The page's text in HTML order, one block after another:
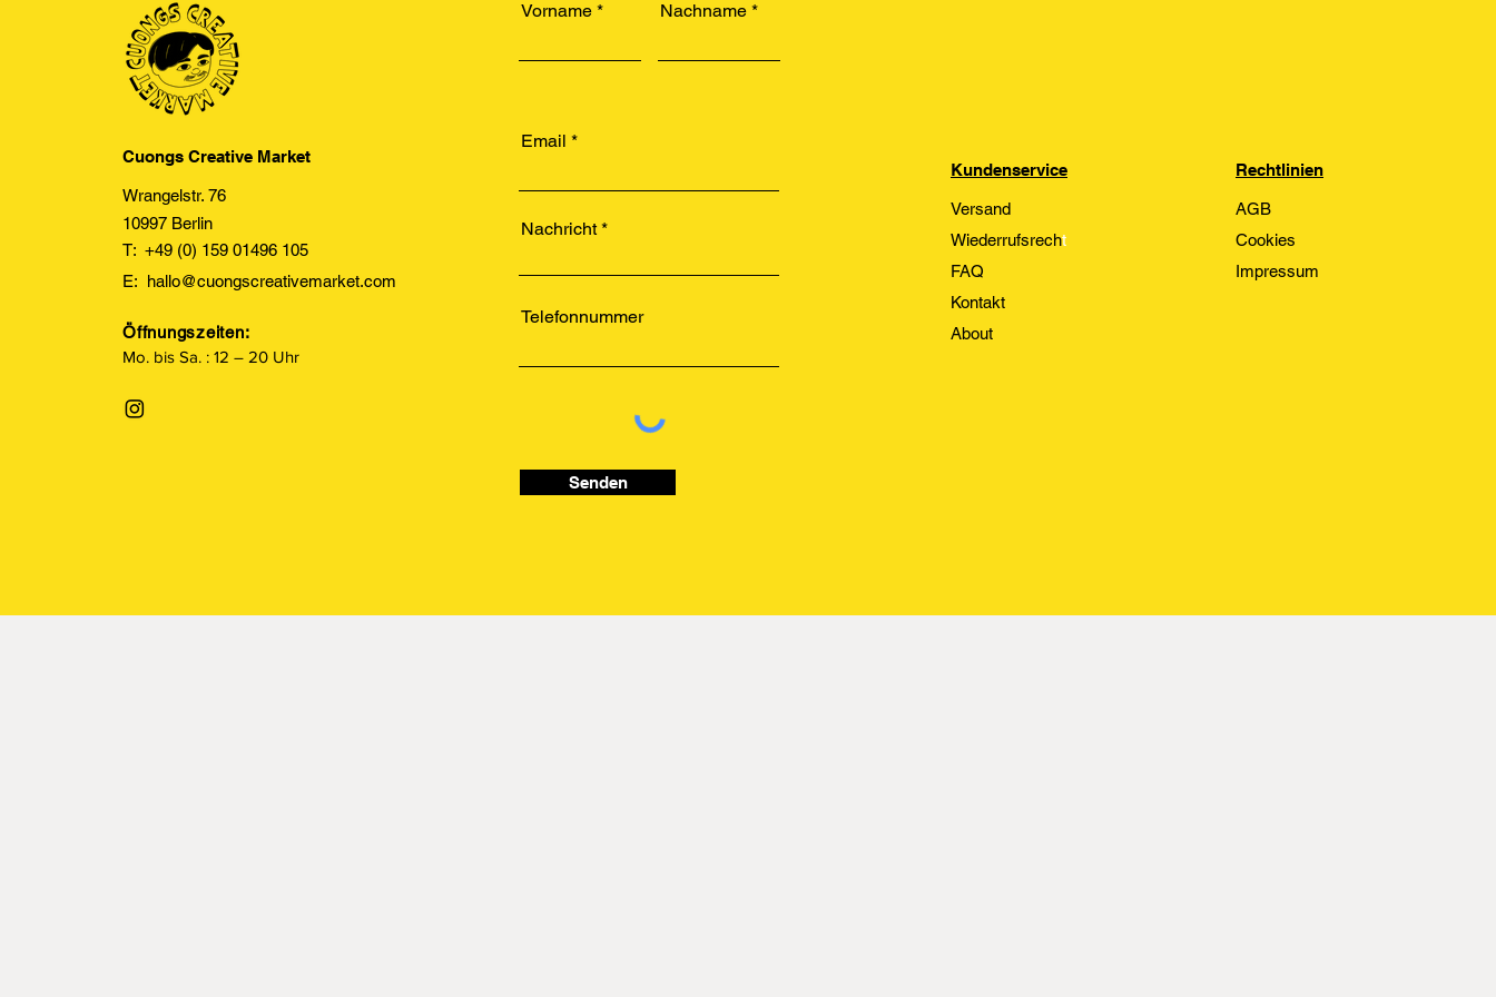
Cuongs Creative Market
Wrangelstr. 76
10997 Berlin
T: +49 (0) 159 01496 105
E: hallo@cuongscreativemarket.com
Öffnungszeiten:
Mo. bis Sa. : 12 – 20 Uhr
Vorname Nachname
Email
Nachricht
Telefonnummer
Senden
Kundenservice
Versand
Wiederrufsrecht
FAQ
Kontakt
About
Rechtlinien
AGB
Cookies
Impressum